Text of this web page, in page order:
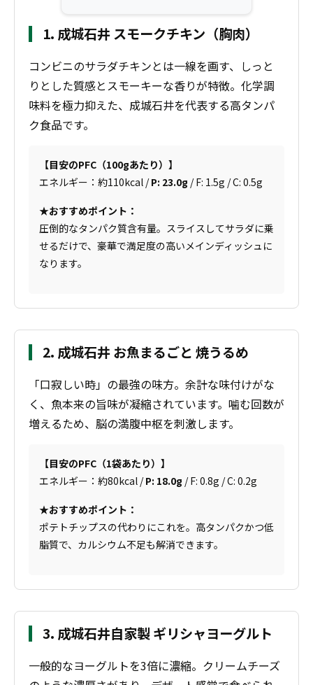
1. 成城石井 スモークチキン（胸肉）
コンビニのサラダチキンとは一線を画す、しっと
りとした質感とスモーキーな香りが特徴。化学調
味料を極力抑えた、成城石井を代表する高タンパ
ク食品です。
【目安のPFC（100gあたり）】
エネルギー：約110kcal /P: 23.0g / F: 1.5g / C: 0.5g
★おすすめポイント：
圧倒的なタンパク質含有量。スライスしてサラダに乗
せるだけで、豪華で満足度の高いメインディッシュに
なります。
2. 成城石井 お魚まるごと 焼うるめ
「口寂しい時」の最強の味方。余計な味付けがな
く、魚本来の旨味が凝縮されています。噛む回数が
増えるため、脳の満腹中枢を刺激します。
【目安のPFC（1袋あたり）】
エネルギー：約80kcal /P: 18.0g / F: 0.8g / C: 0.2g
★おすすめポイント：
ポテトチップスの代わりにこれを。高タンパクかつ低
脂質で、カルシウム不足も解消できます。
3. 成城石井自家製 ギリシャヨーグルト
一般的なヨーグルトを3倍に濃縮。クリームチーズ